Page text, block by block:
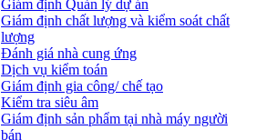
Giám định Quản lý dự án
Giám định chất lượng và kiểm soát chất
lượng
Đánh giá nhà cung ứng
Dịch vụ kiểm toán
Giám định gia công/ chế tạo
Kiểm tra siêu âm
Giám định sản phẩm tại nhà máy người
bán